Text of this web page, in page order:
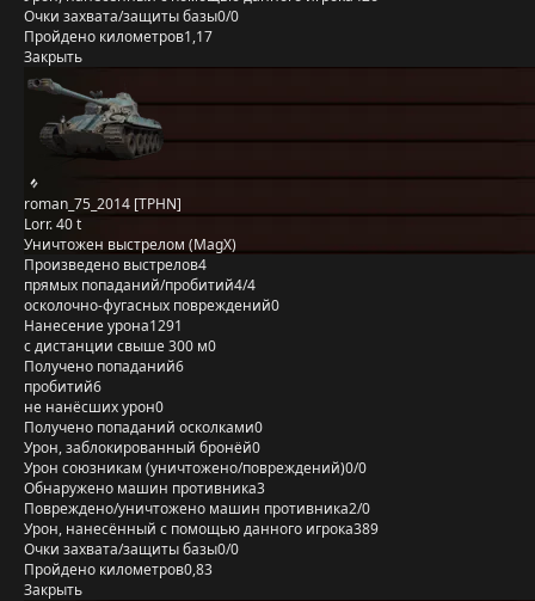
Очки захвата/защиты базы0/0
Пройдено километров1,17
Закрыть
roman_75_2014 [TPHN]
Lorr. 40 t
Уничтожен выстрелом (MagX)
Произведено выстрелов4
прямых попаданий/пробитий4/4
осколочно-фугасных повреждений0
Нанесение урона1291
с дистанции свыше 300 м0
Получено попаданий6
пробитий6
не нанёсших урон0
Получено попаданий осколками0
Урон, заблокированный бронёй0
Урон союзникам (уничтожено/повреждений)0/0
Обнаружено машин противника3
Повреждено/уничтожено машин противника2/0
Урон, нанесённый с помощью данного игрока389
Очки захвата/защиты базы0/0
Пройдено километров0,83
Закрыть